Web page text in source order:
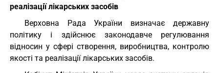
реалізації лікарських засобів
Верховна Рада України визначає державну
політику і здійснює законодавче регулювання
відносин у сфері створення, виробництва, контролю
якості та реалізації лікарських засобів.